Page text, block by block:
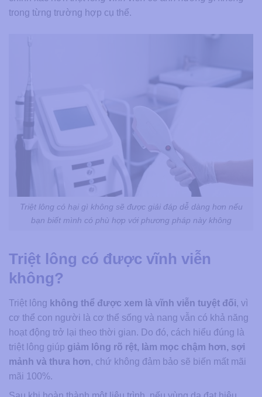
trong từng trường hợp cụ thể.
Triệt lông có hại gì không sẽ được giải đáp dễ dàng hơn nếu
bạn biết mình có phù hợp với phương pháp này không
Triệt lông có được vĩnh viễn
không​?
Triệt lông không thể được xem là vĩnh viễn tuyệt đối, vì
cơ thể con người là cơ thể sống và nang vẫn có khả năng
hoạt động trở lại theo thời gian. Do đó, cách hiểu đúng là
triệt lông giúp giảm lông rõ rệt, làm mọc chậm hơn, sợi
mảnh và thưa hơn, chứ không đảm bảo sẽ biến mất mãi
mãi 100%.